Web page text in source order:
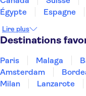
Égypte
Espagne
Thaïlande
Tunisie
Lire plus
Destinations
Paris Malaga
Amsterdam
Milan
Lanzarote